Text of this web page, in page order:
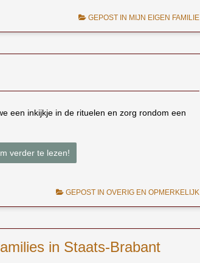
GEPOST IN MIJN EIGEN FAMILIE
een inkijkje in de rituelen en zorg rondom een
verder te lezen!
GEPOST IN OVERIG EN OPMERKELIJK
in Staats-Brabant